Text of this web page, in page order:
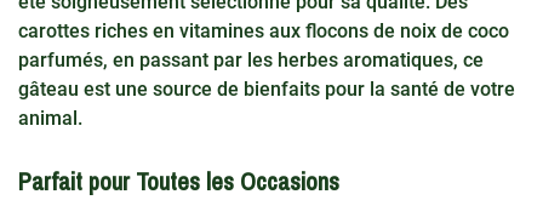
carottes riches en vitamines aux flocons de noix de coco
parfumés, en passant par les herbes aromatiques, ce
gâteau est une source de bienfaits pour la santé de votre
animal.
Parfait pour Toutes les Occasions